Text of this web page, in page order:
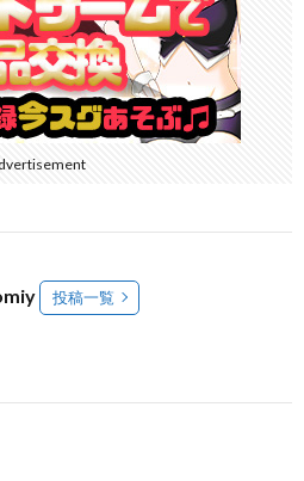
投稿一覧